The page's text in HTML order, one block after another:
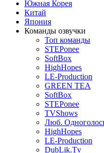
Южная Корея
Китай
Япония
Команды озвучки
Топ команды
STEPonee
SoftBox
HighHopes
LE-Production
GREEN TEA
SoftBox
STEPonee
TVShows
Люб.
HighHopes
LE-Production
DubLik.Tv